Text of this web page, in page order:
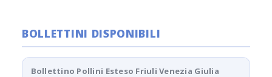
BOLLETTINI DISPONIBILI
Bollettino Pollini Esteso Friuli Venezia Giulia